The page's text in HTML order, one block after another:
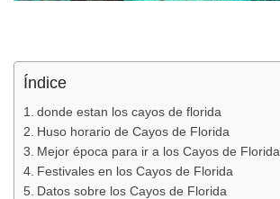
Índice
donde estan los cayos de florida
Huso horario de Cayos de Florida
Mejor época para ir a los Cayos de Florida
Festivales en los Cayos de Florida
Datos sobre los Cayos de Florida